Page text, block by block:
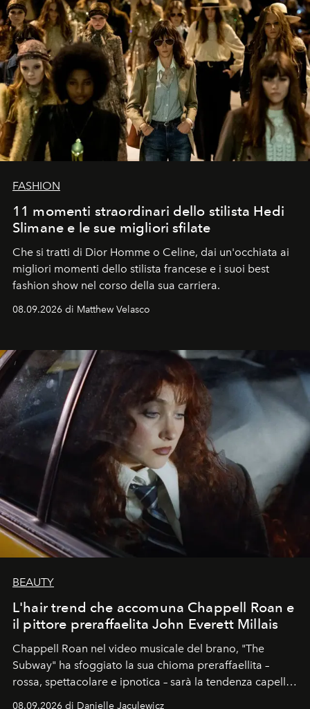
FASHION
11 momenti straordinari dello stilista Hedi
Slimane e le sue migliori sfilate
Che si tratti di Dior Homme o Celine, dai un'occhiata ai
migliori momenti dello stilista francese e i suoi best
fashion show nel corso della sua carriera.
08.09.2026 di Matthew Velasco
BEAUTY
L'hair trend che accomuna Chappell Roan e
il pittore preraffaelita John Everett Millais
Chappell Roan nel video musicale del brano, "The
Subway" ha sfoggiato la sua chioma preraffaellita –
rossa, spettacolare e ipnotica – sarà la tendenza capelli
dell'autunno?
08.09.2026 di Danielle Jaculewicz